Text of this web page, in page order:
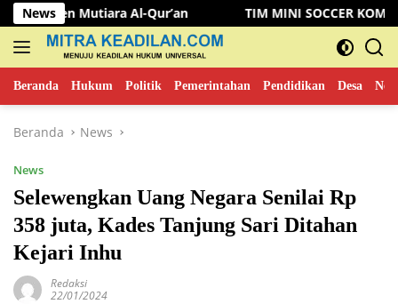
Langsung
ke
konten
NewsAl-Qur’an TIM MINI SOCCER KOMINFO MUSI
Beranda Hukum Politik Pemerintahan Pendidikan Desa
Beranda News
News
Selewengkan Uang Negara Senilai Rp
358 juta, Kades Tanjung Sari Ditahan
Kejari Inhu
Redaksi
22/01/2024